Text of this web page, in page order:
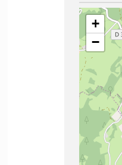
+
−